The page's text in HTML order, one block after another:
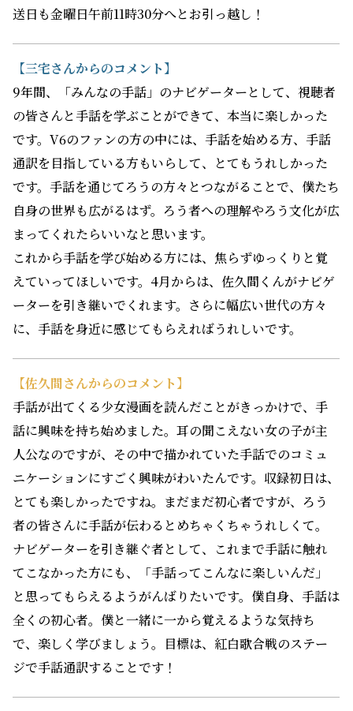
送日も金曜日午前11時30分へとお引っ越し！
【三宅さんからのコメント】
9年間、「みんなの手話」のナビゲーターとして、視聴者
の皆さんと手話を学ぶことができて、本当に楽しかった
です。V6のファンの方の中には、手話を始める方、手話
通訳を目指している方もいらして、とてもうれしかった
です。手話を通じてろうの方々とつながることで、僕たち
自身の世界も広がるはず。ろう者への理解やろう文化が広
まってくれたらいいなと思います。
これから手話を学び始める方には、焦らずゆっくりと覚
えていってほしいです。4月からは、佐久間くんがナビゲ
ーターを引き継いでくれます。さらに幅広い世代の方々
に、手話を身近に感じてもらえればうれしいです。
【佐久間さんからのコメント】
手話が出てくる少女漫画を読んだことがきっかけで、手
話に興味を持ち始めました。耳の聞こえない女の子が主
人公なのですが、その中で描かれていた手話でのコミュ
ニケーションにすごく興味がわいたんです。収録初日は、
とても楽しかったですね。まだまだ初心者ですが、ろう
者の皆さんに手話が伝わるとめちゃくちゃうれしくて。
ナビゲーターを引き継ぐ者として、これまで手話に触れ
てこなかった方にも、「手話ってこんなに楽しいんだ」
と思ってもらえるようがんばりたいです。僕自身、手話は
全くの初心者。僕と一緒に一から覚えるような気持ち
で、楽しく学びましょう。目標は、紅白歌合戦のステー
ジで手話通訳することです！